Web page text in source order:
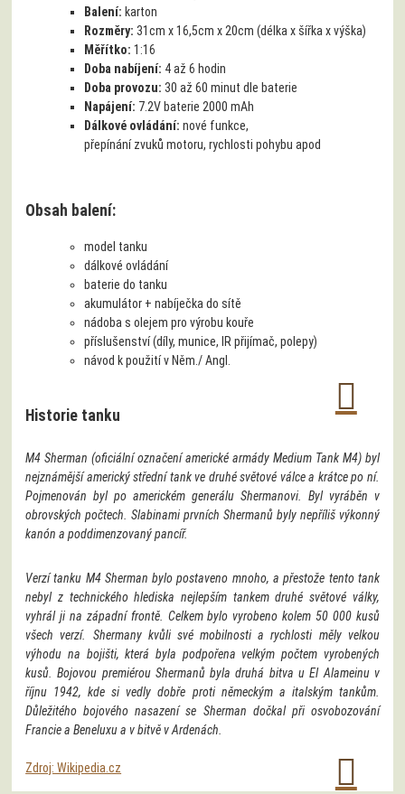
Balení: karton
Rozměry:31cm x 16,5cm x 20cm (délka x šířka x výška)
Měřítko:1:16
Doba nabíjení: 4 až 6 hodin
Doba provozu:30 až 60 minut dle baterie
Napájení: 7.2V baterie 2000 mAh
Dálkové ovládání:nové funkce,
přepínání zvuků motoru, rychlosti pohybu apod
Obsah balení:
model tanku
dálkové ovládání
baterie do tanku
akumulátor + nabíječka do sítě
nádoba s olejem pro výrobu kouře
příslušenství (díly, munice, IR přijímač, polepy)
návod k použití v Něm./ Angl.
Historie tanku
M4 Sherman (oficiální označení americké armády Medium Tank M4) byl
nejznámější americký střední tank ve druhé světové válce a krátce po ní.
Pojmenován byl po americkém generálu Shermanovi. Byl vyráběn v
obrovských počtech. Slabinami prvních Shermanů byly nepříliš výkonný
kanón a poddimenzovaný pancíř.
Verzí tanku M4 Sherman bylo postaveno mnoho, a přestože tento tank
nebyl z technického hlediska nejlepším tankem druhé světové války,
vyhrál ji na západní frontě. Celkem bylo vyrobeno kolem 50 000 kusů
všech verzí. Shermany kvůli své mobilnosti a rychlosti měly velkou
výhodu na bojišti, která byla podpořena velkým počtem vyrobených
kusů. Bojovou premiérou Shermanů byla druhá bitva u El Alameinu v
říjnu 1942, kde si vedly dobře proti německým a italským tankům.
Důležitého bojového nasazení se Sherman dočkal při osvobozování
Francie a Beneluxu a v bitvě v Ardenách.
Zdroj: Wikipedia.cz